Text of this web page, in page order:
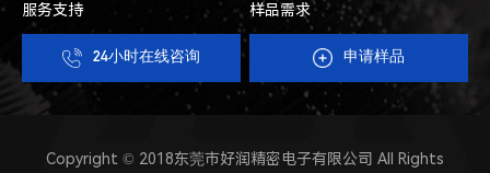
服务支持
24小时在线咨询
样品需求
申请样品
Copyright © 2018东莞市好润精密电子有限公司 All Rights